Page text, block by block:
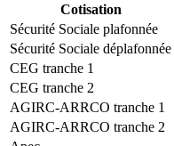
Cotisation
Sécurité Sociale plafonnée
Sécurité Sociale déplafonnée
CEG tranche 1
CEG tranche 2
AGIRC-ARRCO tranche 1
AGIRC-ARRCO tranche 2